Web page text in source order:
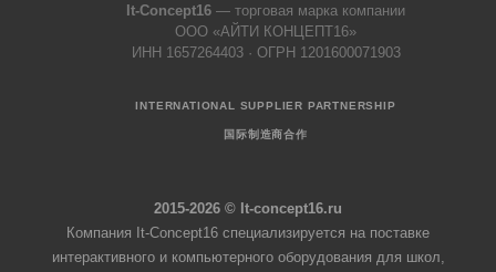
It-Concept16 — торговая марка компании
ООО «АЙТИ КОНЦЕПТ16»
ИНН 1657264403 · ОГРН 1201600071903
INTERNATIONAL SUPPLIER PARTNERSHIP
国际制造商合作
2015-2026 © It-concept16.ru
Компания It-Concept16 специализируется на поставке
интерактивного и компьютерного оборудования для школ,